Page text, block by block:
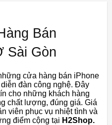
Bán
Sài Gòn
cửa hàng bán iPhone
đàn công nghệ. Đây
cho những khách hàng
chất lượng, đúng giá. Giá
viên phục vụ nhiệt tình và
điểm cộng tại H2Shop.